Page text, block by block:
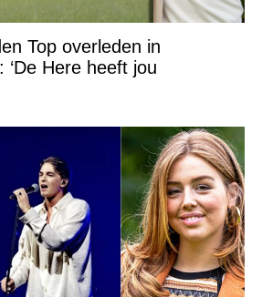
Top overleden in
‘De Here heeft jou